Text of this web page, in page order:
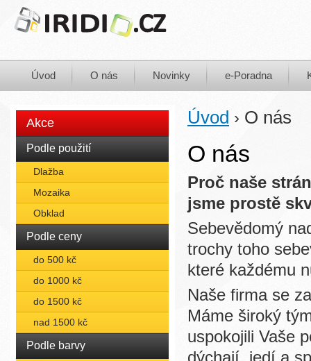
Úvod O nás Novinky e-Poradna
Akce
Podle použití
Dlažba
Mozaika
Obklad
Podle ceny
do 500 kč
do 1000 kč
do 1500 kč
nad 1500 kč
Podle barvy
Úvod › O nás
O nás
Proč naše
jsme prostě
Sebevědomý
trochy toho
které každému
Naše firma se
Máme široký
uspokojili Vaše
dýchají, jedí a